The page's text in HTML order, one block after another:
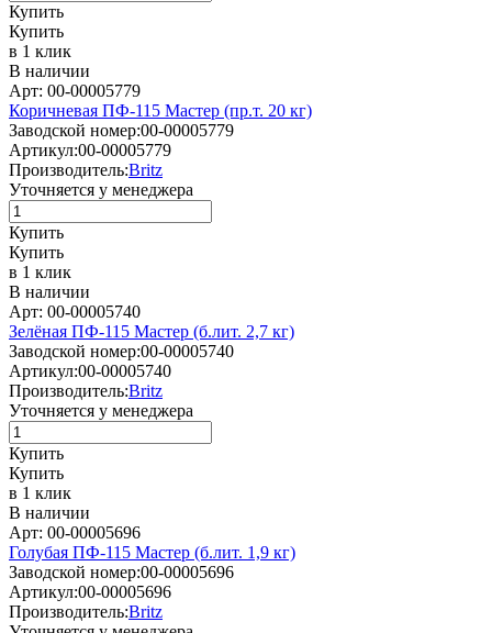
Купить
Купить
в 1 клик
В наличии
Арт: 00-00005779
Коричневая ПФ-115 Мастер (пр.т. 20 кг)
Заводской номер:00-00005779
Артикул:00-00005779
Производитель:Britz
Уточняется у менеджера
Купить
Купить
в 1 клик
В наличии
Арт: 00-00005740
Зелёная ПФ-115 Мастер (б.лит. 2,7 кг)
Заводской номер:00-00005740
Артикул:00-00005740
Производитель:Britz
Уточняется у менеджера
Купить
Купить
в 1 клик
В наличии
Арт: 00-00005696
Голубая ПФ-115 Мастер (б.лит. 1,9 кг)
Заводской номер:00-00005696
Артикул:00-00005696
Производитель:Britz